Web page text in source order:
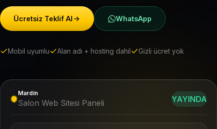
Ücretsiz Teklif Al WhatsApp
Mobil uyumlu Alan adı + hosting dahil Gizli ücret yok
Mardin
Salon Web Sitesi Paneli YAYINDA